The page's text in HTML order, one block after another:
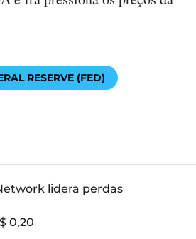
RESERVE (FED)
lidera perdas
0,20